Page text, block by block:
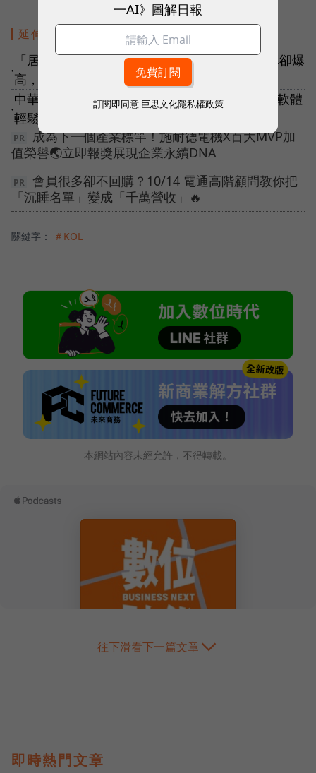
延伸閱讀
●
「居家隔離」無法旅行，這些旅遊類KOL漲粉率卻爆
高，為什麼？
●
中華電信也瘋VTuber！比KOL互動率更高，3款軟體
輕鬆打造自己的品牌代言人
成為下一個產業標竿！施耐德電機X百大MVP加
值榮譽🌏立即報獎展現企業永續DNA
會員很多卻不回購？10/14 電通高階顧問教你把
「沉睡名單」變成「千萬營收」🔥
關鍵字： ＃KOL
本網站內容未經允許，不得轉載。
往下滑看下一篇文章
即時熱門文章
一AI》圖解日報
訂閱即同意 巨思文化隱私權政策